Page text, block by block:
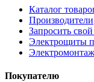
Каталог
Производители
Запросить
Электрощиты
Покупателю